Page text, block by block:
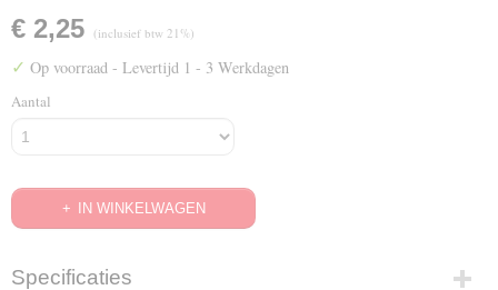
€ 2,25 (inclusief btw 21%)
✓ Op voorraad - Levertijd 1 - 3 Werkdagen
Aantal
IN WINKELWAGEN
Specificaties